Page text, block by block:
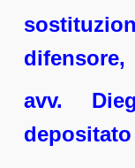
difensore,
avv.